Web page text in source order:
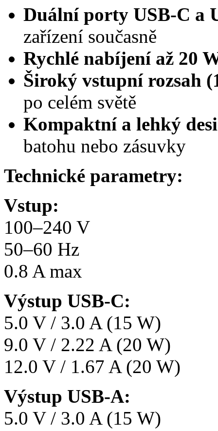
Duální porty USB-C a
zařízení současně
Rychlé nabíjení až 20
Široký vstupní rozsah
po celém světě
Kompaktní a lehký
batohu nebo zásuvky
Technické parametry:
Vstup:
100–240 V
50–60 Hz
0.8 A max
Výstup USB-C:
5.0 V / 3.0 A (15 W)
9.0 V / 2.22 A (20 W)
12.0 V / 1.67 A (20 W)
Výstup USB-A:
5.0 V / 3.0 A (15 W)